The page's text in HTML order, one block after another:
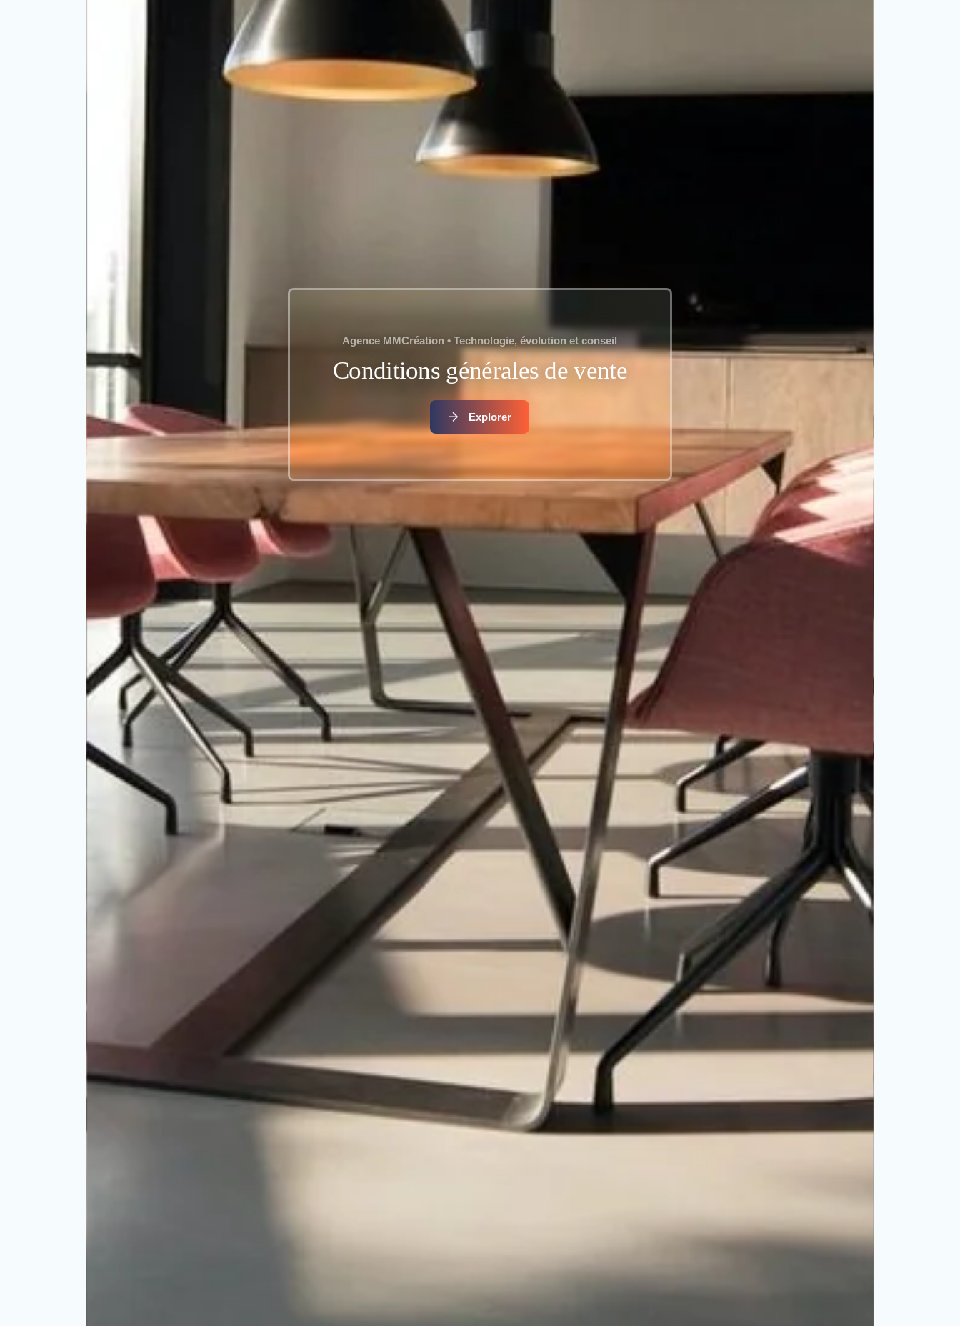
Agence MMCréation • Technologie, évolution et conseil
Conditions générales de vente
Explorer